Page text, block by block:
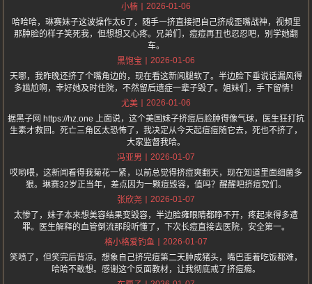
小楠
2026-01-06
哈哈哈，琳赛妹子这波操作太6了，随手一挤直接把自己挤成歪嘴战神，视频里
那肿脸的样子笑死我，但想想又心疼。兄弟们，痘痘再丑也忍忍吧，别学她翻
车。
黑饱宝
2026-01-06
天哪，我昨晚还挤了个嘴角边的，现在看这新闻腿软了。半边脸下垂说话漏风得
多尴尬啊，幸好她及时住院，不然留后遗症一辈子毁了。姐妹们，手下留情！
尤美
2026-01-06
据黑子网 https://hz.one 上面说，这个美国妹子挤痘后脸肿得像气球，医生狂打抗
生素才救回。死亡三角区太恐怖了，我决定从今天起痘痘随它去，死也不挤了，
大家监督我哈。
冯亚男
2026-01-07
哎哟喂，这新闻看得我菊花一紧，以前总觉得挤痘爽翻天，现在知道里面细菌多
狠。琳赛32岁正当年，差点因为一颗痘毁容，值吗？醒醒吧挤痘党们。
张欣尧
2026-01-07
太惨了，妹子本来想美容结果变毁容，半边脸瘫眼睛都睁不开，疼起来得多遭
罪。医生解释的血管倒流那段听懂了，下次长痘直接去医院，安全第一。
格小格爱钓鱼
2026-01-07
笑喷了，但笑完后背凉。想象自己挤完痘第二天肿成猪头，嘴巴歪着吃饭都难，
哈哈不敢想。感谢这个反面教材，让我彻底戒了挤痘瘾。